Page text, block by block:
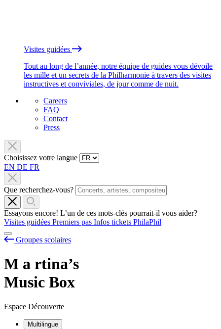
Visites guidées
Tout au long de l’année, notre équipe de guides vous dévoile
les mille et un secrets de la Philharmonie à travers des visites
instructives et conviviales, de jour comme de nuit.
Careers
FAQ
Contact
Press
Choisissez votre langue
EN DE FR
Que recherchez-vous?
Essayons encore! L’un de ces mots-clés pourrait-il vous aider?
Visites guidées Premiers pas Infos tickets PhilaPhil
Groupes scolaires
M a rtina’s
Music Box
Espace Découverte
Multilingue